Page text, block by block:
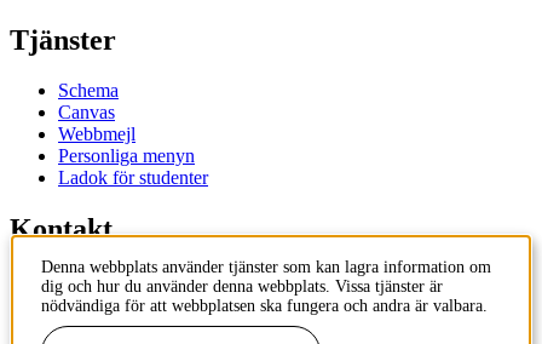
Tjänster
Schema
Canvas
Webbmejl
Personliga menyn
Ladok för studenter
Kontakt
Kontakta utbildningsprogram
Kontakta kurs
IT-support
Denna webbplats använder tjänster som kan lagra information om
dig och hur du använder denna webbplats. Vissa tjänster är
nödvändiga för att webbplatsen ska fungera och andra är valbara.